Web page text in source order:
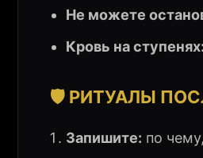
Не можете
Кровь на ступенях:
🛡️ РИТУАЛЫ
Запишите: по